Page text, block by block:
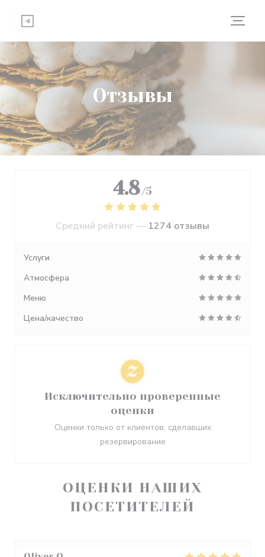
Отзывы
ОЦЕНКИ НАШИХ
ПОСЕТИТЕЛЕЙ
4.8 /5
Средний рейтинг — 1274 отзывы
Услуги
Атмосфера
Меню
Цена/качество
Исключительно проверенные
оценки
Оценки только от клиентов, сделавших
резервирование